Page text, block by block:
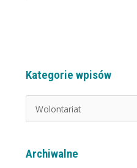
Kategorie wpisów
K
e
o
Archiwalne